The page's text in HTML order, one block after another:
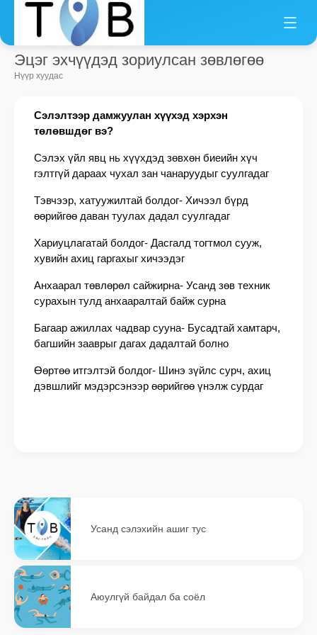
Эцэг эхчүүдэд зориулсан зөвлөгөө
Нүүр хуудас
Сэлэлтээр дамжуулан хүүхэд хэрхэн
төлөвшдөг вэ?
Сэлэх үйл явц нь хүүхдэд зөвхөн биеийн хүч
гэлтгүй дараах чухал зан чанаруудыг суулгадаг
Тэвчээр, хатуужилтай болдог- Хичээл бүрд
өөрийгөө даван туулах дадал суулгадаг
Хариуцлагатай болдог- Дасгалд тогтмол сууж,
хувийн ахиц гаргахыг хичээдэг
Анхаарал төвлөрөл сайжирна- Усанд зөв техник
сурахын тулд анхааралтай байж сурна
Багаар ажиллах чадвар сууна- Бусадтай хамтарч,
багшийн зааврыг дагах дадалтай болно
Өөртөө итгэлтэй болдог- Шинэ зүйлс сурч, ахиц
дэвшлийг мэдэрсэнээр өөрийгөө үнэлж сурдаг
Усанд сэлэхийн ашиг тус
Аюулгүй байдал ба соёл